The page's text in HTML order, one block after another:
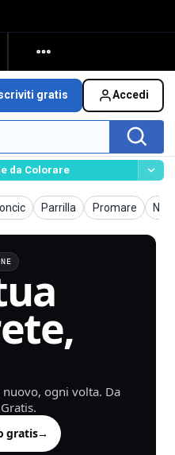
gratis Accedi
da Colorare
Parrilla
Sfondi Promare
Sfondi
ogni volta. Da
gratis→